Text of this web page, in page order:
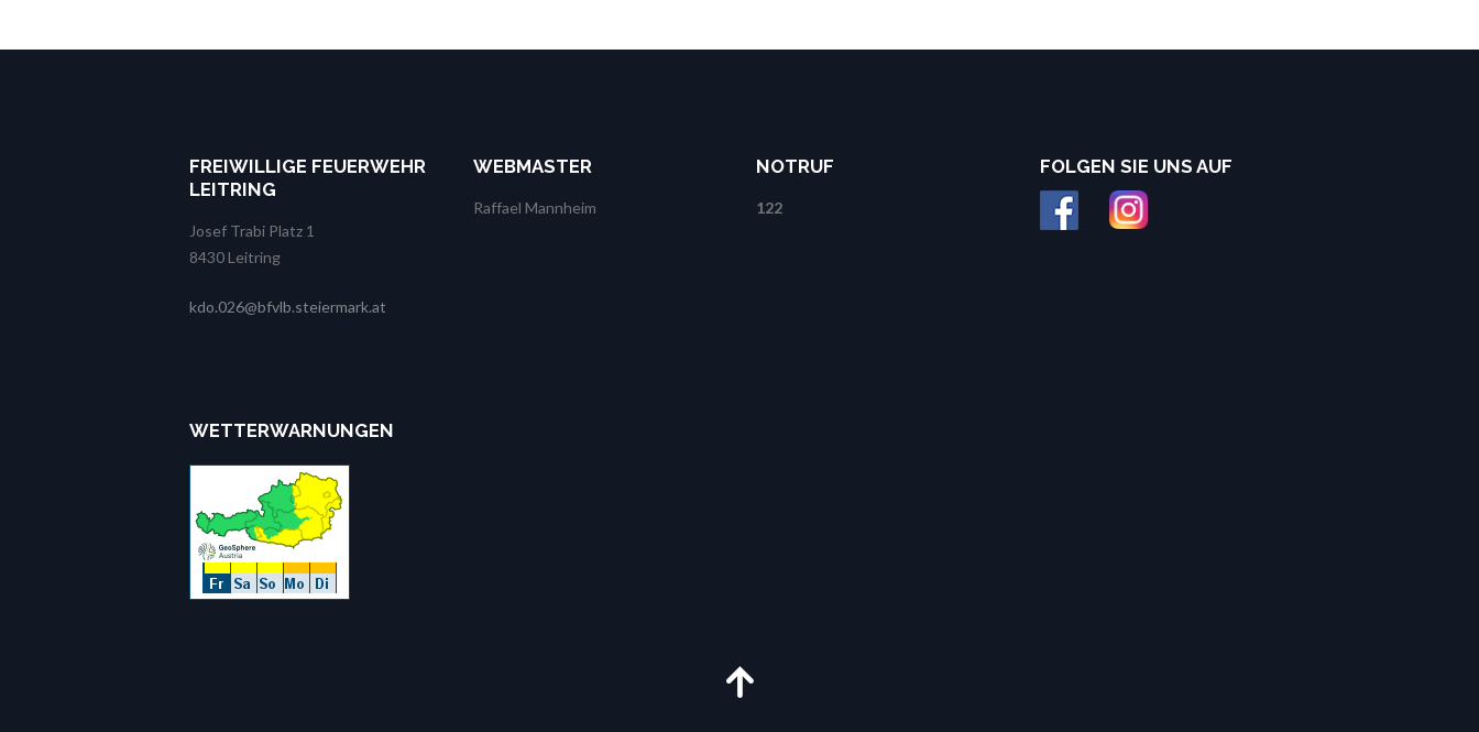
FREIWILLIGE FEUERWEHR
LEITRING
Josef Trabi Platz 1
8430 Leitring
kdo.026@bfvlb.steiermark.at
WEBMASTER
Raffael Mannheim
NOTRUF
122
FOLGEN SIE UNS AUF
WETTERWARNUNGEN